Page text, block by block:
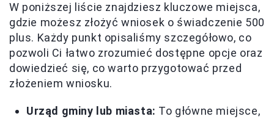
W poniższej liście znajdziesz kluczowe miejsca,
gdzie możesz złożyć wniosek o świadczenie 500
plus. Każdy punkt opisaliśmy szczegółowo, co
pozwoli Ci łatwo zrozumieć dostępne opcje oraz
dowiedzieć się, co warto przygotować przed
złożeniem wniosku.
Urząd gminy lub miasta: To główne miejsce,